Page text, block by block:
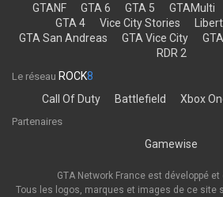
GTANF GTA 6 GTA 5 GTAMulti
GTA 4
Vice City Stories
GTA San Andreas
GTA Vice City
RDR 2
Le réseau ROCK8
Call Of Duty
Battlefield Xbox
Partenaires
Gamewise
GTA Network France est développé et
Tous les logos, marques et images de ce site